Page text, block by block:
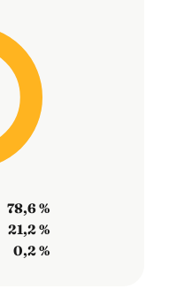
78,6 %
21,2 %
0,2 %